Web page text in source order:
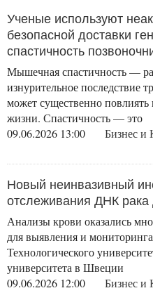
Ученые используют
безопасной доставки
спастичность
Мышечная спастичность —
изнурительное последствие
может существенно
жизни. Спастичность — это
09.06.2026 13:00 Бизнес и
Новый неинвазивный
отслеживания ДНК рака
Анализы крови оказались
для выявления и
Технологического
университета в Швеции
09.06.2026 12:00 Бизнес и